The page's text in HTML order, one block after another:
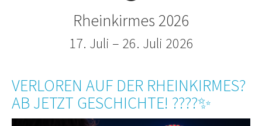
Rheinkirmes 2026
17. Juli – 26. Juli 2026
VERLOREN AUF DER RHEINKIRMES?
AB JETZT GESCHICHTE! ????✨